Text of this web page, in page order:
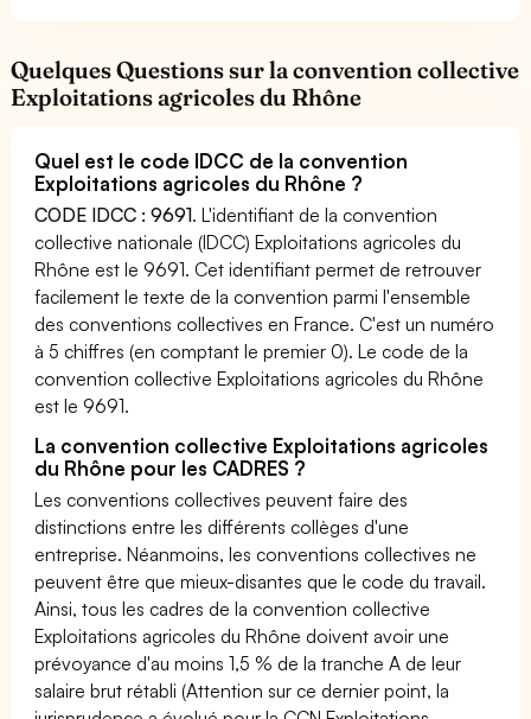
Quelques Questions sur la convention collective
Exploitations agricoles du Rhône
Quel est le code IDCC de la convention
Exploitations agricoles du Rhône ?
CODE IDCC : 9691. L'identifiant de la convention
collective nationale (IDCC) Exploitations agricoles du
Rhône est le 9691. Cet identifiant permet de retrouver
facilement le texte de la convention parmi l'ensemble
des conventions collectives en France. C'est un numéro
à 5 chiffres (en comptant le premier 0). Le code de la
convention collective Exploitations agricoles du Rhône
est le 9691.
La convention collective Exploitations agricoles
du Rhône pour les CADRES ?
Les conventions collectives peuvent faire des
distinctions entre les différents collèges d'une
entreprise. Néanmoins, les conventions collectives ne
peuvent être que mieux-disantes que le code du travail.
Ainsi, tous les cadres de la convention collective
Exploitations agricoles du Rhône doivent avoir une
prévoyance d'au moins 1,5 % de la tranche A de leur
salaire brut rétabli (Attention sur ce dernier point, la